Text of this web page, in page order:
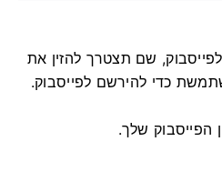
שם תצטרך להזין את
כדי להירשם לפייסבוק.